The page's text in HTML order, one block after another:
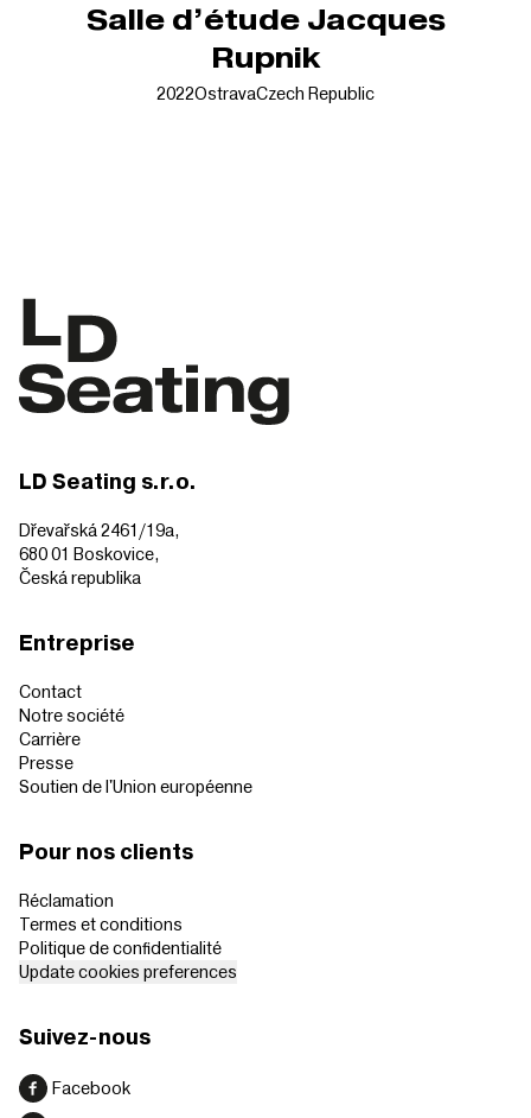
Salle d’étude Jacques
Rupnik
2022OstravaCzech Republic
LD Seating s.r.o.
Dřevařská 2461/19a,
680 01 Boskovice,
Česká republika
Entreprise
Contact
Notre société
Carrière
Presse
Soutien de l'Union européenne
Pour nos clients
Réclamation
Termes et conditions
Politique de confidentialité
Update cookies preferences
Suivez-nous
Facebook